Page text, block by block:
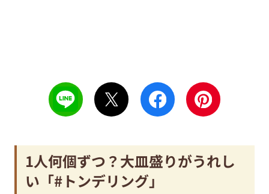
1人何個ずつ？大皿盛りがうれし
い「#トンデリング」